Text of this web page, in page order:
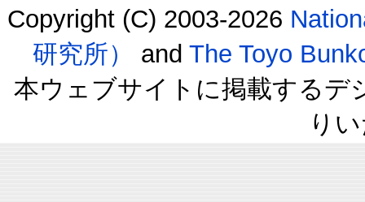
Copyright (C) 2003-2026
研究所）
and The Toyo
本ウェブサイトに掲載するデ
り